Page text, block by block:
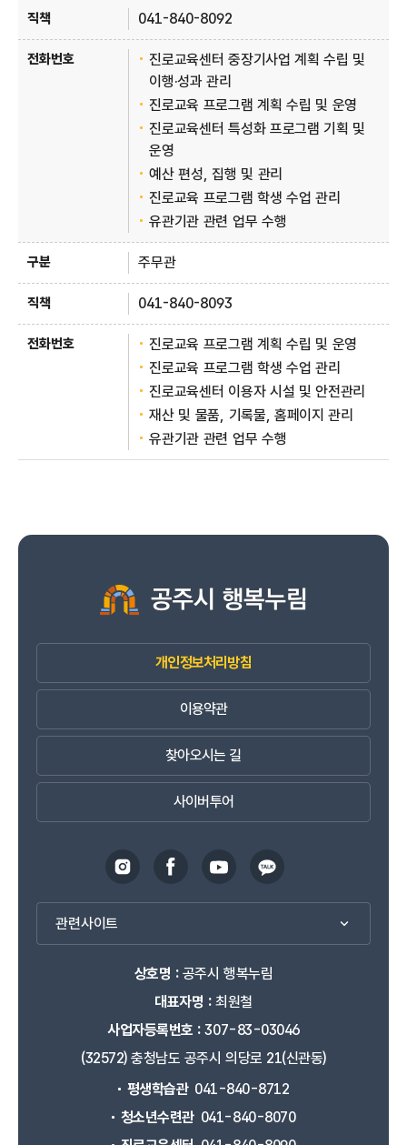
041-840-8092
진로교육센터 중장기사업 계획 수립 및
이행·성과 관리
진로교육 프로그램 계획 수립 및 운영
진로교육센터 특성화 프로그램 기획 및
운영
예산 편성, 집행 및 관리
진로교육 프로그램 학생 수업 관리
유관기관 관련 업무 수행
주무관
041-840-8093
진로교육 프로그램 계획 수립 및 운영
진로교육 프로그램 학생 수업 관리
진로교육센터 이용자 시설 및 안전관리
재산 및 물품, 기록물, 홈페이지 관리
유관기관 관련 업무 수행
개인정보처리방침
이용약관
찾아오시는 길
사이버투어
관련사이트
상호명 :공주시 행복누림
대표자명 :최원철
사업자등록번호 :307-83-03046
(32572) 충청남도 공주시 의당로 21(신관동)
평생학습관 041-840-8712
청소년수련관 041-840-8070